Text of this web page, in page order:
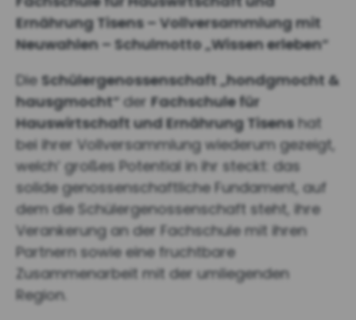
Ernährung Tisens – Vollversammlung mit
Neuwahlen – Schulmotto „Wissen erleben“
Die Schülergenossenschaft „hondgmocht &
hausgmocht“ derFachschule für
Hauswirtschaft und Ernährung Tisenshat
bei ihrer Vollversammlung wiederum gezeigt,
welch‘ großes Potential in ihr steckt: das
solide genossenschaftliche Fundament, auf
dem die Schülergenossenschaft steht, ihre
Verankerung an der Fachschule mit ihren
Partnern sowie eine fruchtbare
Zusammenarbeit mit der umliegenden
Region.